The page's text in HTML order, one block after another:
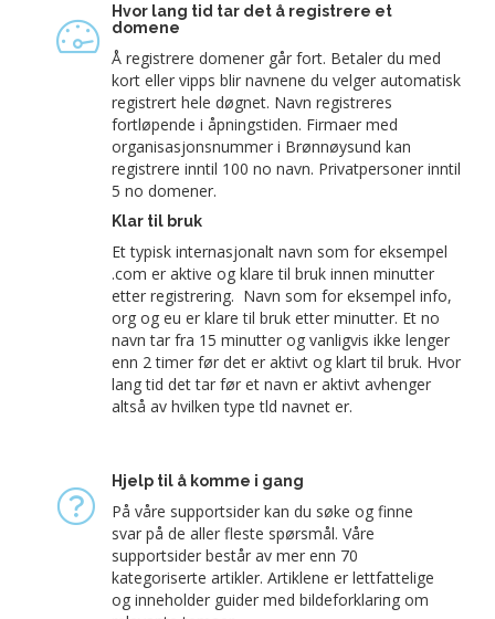
Hvor lang tid tar det å registrere et
domene
Å registrere domener går fort. Betaler du med
kort eller vipps blir navnene du velger automatisk
registrert hele døgnet. Navn registreres
fortløpende i åpningstiden. Firmaer med
organisasjonsnummer i Brønnøysund kan
registrere inntil 100 no navn. Privatpersoner inntil
5 no domener.
Klar til bruk
Et typisk internasjonalt navn som for eksempel
.com er aktive og klare til bruk innen minutter
etter registrering. Navn som for eksempel info,
org og eu er klare til bruk etter minutter. Et no
navn tar fra 15 minutter og vanligvis ikke lenger
enn 2 timer før det er aktivt og klart til bruk. Hvor
lang tid det tar før et navn er aktivt avhenger
altså av hvilken type tld navnet er.
Hjelp til å komme i gang
På våre supportsider kan du søke og finne
svar på de aller fleste spørsmål. Våre
supportsider består av mer enn 70
kategoriserte artikler. Artiklene er lettfattelige
og inneholder guider med bildeforklaring om